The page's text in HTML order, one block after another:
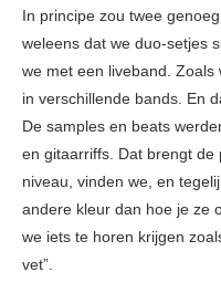
In principe zou twee
weleens dat we duo-setjes
we met een liveband.
in verschillende bands. En
De samples en beats
en gitaarriffs. Dat brengt
niveau, vinden we, en
andere kleur dan hoe je ze
we iets te horen krijgen
vet”.